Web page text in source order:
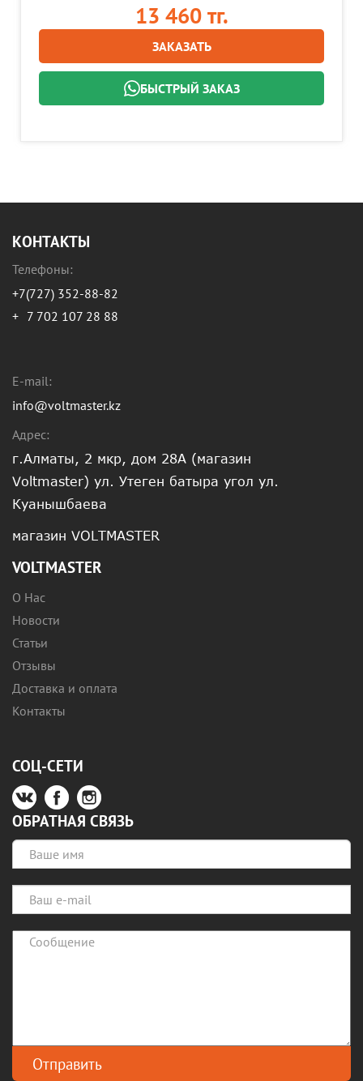
13 460 тг.
ЗАКАЗАТЬ
БЫСТРЫЙ ЗАКАЗ
КОНТАКТЫ
Телефоны:
+7(727) 352-88-82
+ 7 702 107 28 88
E-mail:
info@voltmaster.kz
Адрес:
г.Алматы, 2 мкр, дом 28А (магазин
Voltmaster) ул. Утеген батыра угол ул.
Куанышбаева
магазин VOLTMASTER
VOLTMASTER
О Нас
Новости
Статьи
Отзывы
Доставка и оплата
Контакты
СОЦ-СЕТИ
ОБРАТНАЯ СВЯЗЬ